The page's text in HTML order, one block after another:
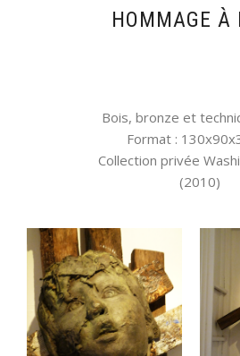
HOMMAGE À
Bois, bronze et
Format :
Collection privée
(2010)